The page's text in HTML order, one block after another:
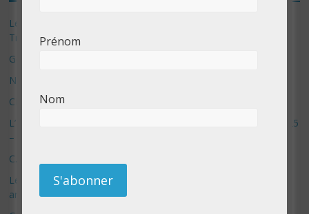
Les 3 meilleurs réponses de politiciens Canadiens pour Donald
Trump
Google Deep Mind – IA : Simulation Mondiale et Défis Éthiques
NotebookLM : Mes commentaires sur 2 mois d’utilisation
CES 2025: Technologies insolites – jour 5
L’avenir de la technologie : Innovations et annonces du CES 2025
– Jour 3
C.E.S à Las Vegas – édition 2025 – Jour 2
Le danger des avatars remplacant les véritables relations
amoureuses
Prénom
Nom